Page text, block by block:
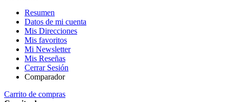
Resumen
Datos de mi cuenta
Mis Direcciones
Mis favoritos
Mi Newsletter
Mis Reseñas
Cerrar Sesión
Comparador
Carrito de compras